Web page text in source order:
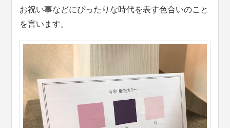
お祝い事などにぴったりな時代を表す色合いのこと
を言います。